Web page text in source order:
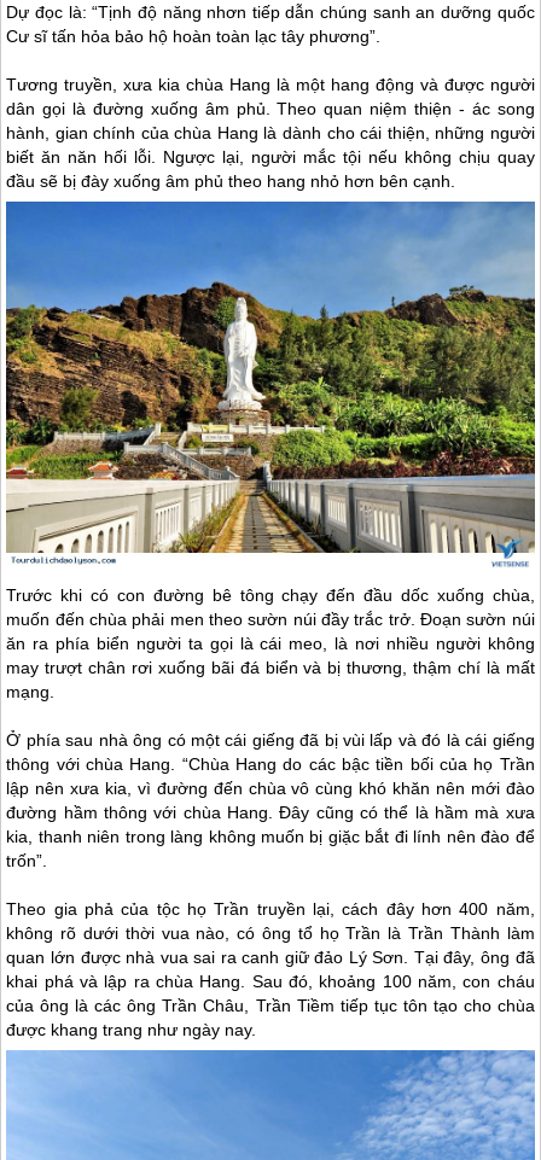
Dự đọc là: “Tịnh độ năng nhơn tiếp dẫn chúng sanh an dưỡng quốc
Cư sĩ tấn hỏa bảo hộ hoàn toàn lạc tây phương”.
Tương truyền, xưa kia chùa Hang là một hang động và được người
dân gọi là đường xuống âm phủ. Theo quan niệm thiện - ác song
hành, gian chính của chùa Hang là dành cho cái thiện, những người
biết ăn năn hối lỗi. Ngược lại, người mắc tội nếu không chịu quay
đầu sẽ bị đày xuống âm phủ theo hang nhỏ hơn bên cạnh.
Trước khi có con đường bê tông chạy đến đầu dốc xuống chùa,
muốn đến chùa phải men theo sườn núi đầy trắc trở. Đoạn sườn núi
ăn ra phía biển người ta gọi là cái meo, là nơi nhiều người không
may trượt chân rơi xuống bãi đá biển và bị thương, thậm chí là mất
mạng.
Ở phía sau nhà ông có một cái giếng đã bị vùi lấp và đó là cái giếng
thông với chùa Hang. “Chùa Hang do các bậc tiền bối của họ Trần
lập nên xưa kia, vì đường đến chùa vô cùng khó khăn nên mới đào
đường hầm thông với chùa Hang. Đây cũng có thể là hầm mà xưa
kia, thanh niên trong làng không muốn bị giặc bắt đi lính nên đào để
trốn”.
Theo gia phả của tộc họ Trần truyền lại, cách đây hơn 400 năm,
không rõ dưới thời vua nào, có ông tổ họ Trần là Trần Thành làm
quan lớn được nhà vua sai ra canh giữđảo Lý Sơn . Tại đây, ông đã
khai phá và lập ra chùa Hang. Sau đó, khoảng 100 năm, con cháu
của ông là các ông Trần Châu, Trần Tiềm tiếp tục tôn tạo cho chùa
được khang trang như ngày nay.